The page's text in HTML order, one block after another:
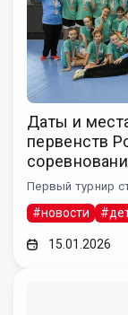
Даты и
первенств
Первый турнир
#новости
15.01.2026